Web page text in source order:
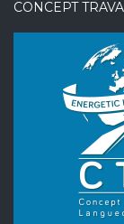
CONCEPT